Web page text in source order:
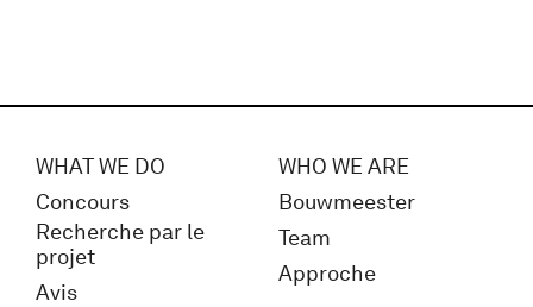
WHAT WE DO
Concours
Recherche par le
projet
Avis
WHO WE ARE
Bouwmeester
Team
Approche